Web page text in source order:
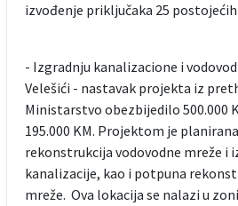
izvođenje priključaka 25
- Izgradnju kanalizacione i
Velešići - nastavak projekta iz
Ministarstvo obezbijedilo 500.000
195.000 KM. Projektom je
rekonstrukcija vodovodne mreže i
kanalizacije, kao i potpuna
mreže. Ova lokacija se nalazi u